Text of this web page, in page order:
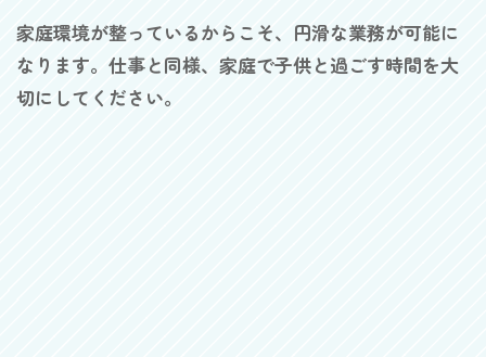
家庭環境が整っているからこそ、円滑な業務が可能に
なります。仕事と同様、家庭で子供と過ごす時間を大
切にしてください。